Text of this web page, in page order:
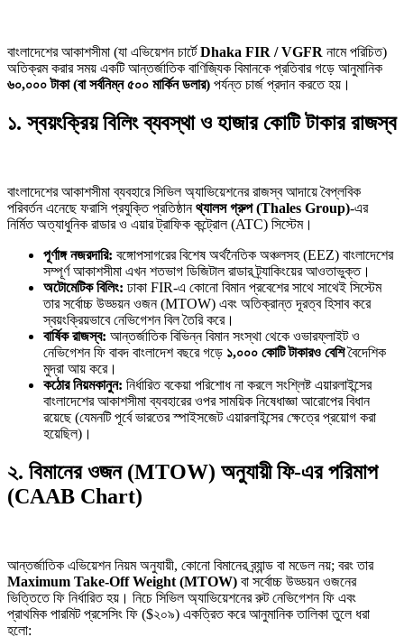
বাংলাদেশের আকাশসীমা (যা এভিয়েশন চার্টেDhaka FIR / VGFR নামে পরিচিত)
অতিক্রম করার সময় একটি আন্তর্জাতিক বাণিজ্যিক বিমানকে প্রতিবার গড়ে আনুমানিক
৬০,০০০ টাকা (বা সর্বনিম্ন ৫০০ মার্কিন ডলার) পর্যন্ত চার্জ প্রদান করতে হয়।
১. স্বয়ংক্রিয় বিলিং ব্যবস্থা ও হাজার কোটি টাকার রাজস্ব
বাংলাদেশের আকাশসীমা ব্যবহারে সিভিল অ্যাভিয়েশনের রাজস্ব আদায়ে বৈপ্লবিক
পরিবর্তন এনেছে ফরাসি প্রযুক্তি প্রতিষ্ঠানথ্যালস গ্রুপ (Thales Group)-এর
নির্মিত অত্যাধুনিক রাডার ও এয়ার ট্রাফিক কন্ট্রোল (ATC) সিস্টেম।
পূর্ণাঙ্গ নজরদারি: বঙ্গোপসাগরের বিশেষ অর্থনৈতিক অঞ্চলসহ (EEZ) বাংলাদেশের
সম্পূর্ণ আকাশসীমা এখন শতভাগ ডিজিটাল রাডার ট্র্যাকিংয়ের আওতাভুক্ত।
অটোমেটিক বিলিং: ঢাকা FIR-এ কোনো বিমান প্রবেশের সাথে সাথেই সিস্টেম
তার সর্বোচ্চ উড্ডয়ন ওজন (MTOW) এবং অতিক্রান্ত দূরত্ব হিসাব করে
স্বয়ংক্রিয়ভাবে নেভিগেশন বিল তৈরি করে।
বার্ষিক রাজস্ব: আন্তর্জাতিক বিভিন্ন বিমান সংস্থা থেকে ওভারফ্লাইট ও
নেভিগেশন ফি বাবদ বাংলাদেশ বছরে গড়ে ১,০০০ কোটি টাকারও বেশিবৈদেশিক
মুদ্রা আয় করে।
কঠোর নিয়মকানুন: নির্ধারিত বকেয়া পরিশোধ না করলে সংশ্লিষ্ট এয়ারলাইন্সের
বাংলাদেশের আকাশসীমা ব্যবহারের ওপর সাময়িক নিষেধাজ্ঞা আরোপের বিধান
রয়েছে (যেমনটি পূর্বে ভারতের স্পাইসজেট এয়ারলাইন্সের ক্ষেত্রে প্রয়োগ করা
হয়েছিল)।
২. বিমানের ওজন (MTOW) অনুযায়ী ফি-এর পরিমাপ
(CAAB Chart)
আন্তর্জাতিক এভিয়েশন নিয়ম অনুযায়ী, কোনো বিমানের ব্র্যান্ড বা মডেল নয়; বরং তার
Maximum Take-Off Weight (MTOW) বা সর্বোচ্চ উড্ডয়ন ওজনের
ভিত্তিতে ফি নির্ধারিত হয়। নিচে সিভিল অ্যাভিয়েশনের রুট নেভিগেশন ফি এবং
প্রাথমিক পারমিট প্রসেসিং ফি ($২০৯) একত্রিত করে আনুমানিক তালিকা তুলে ধরা
হলো: